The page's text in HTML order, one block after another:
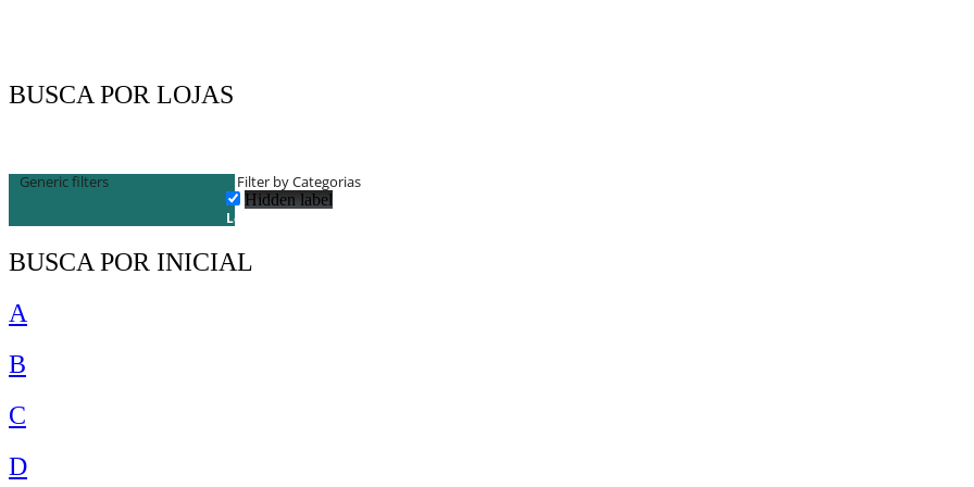
BUSCA POR LOJAS
Generic filters Filter by Categorias
Hidden label
Lojas
BUSCA POR INICIAL
A
B
C
D